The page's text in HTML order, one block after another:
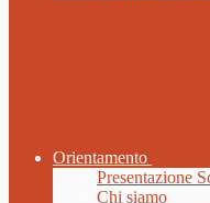
Orientamento
Presentazione
Chi siamo